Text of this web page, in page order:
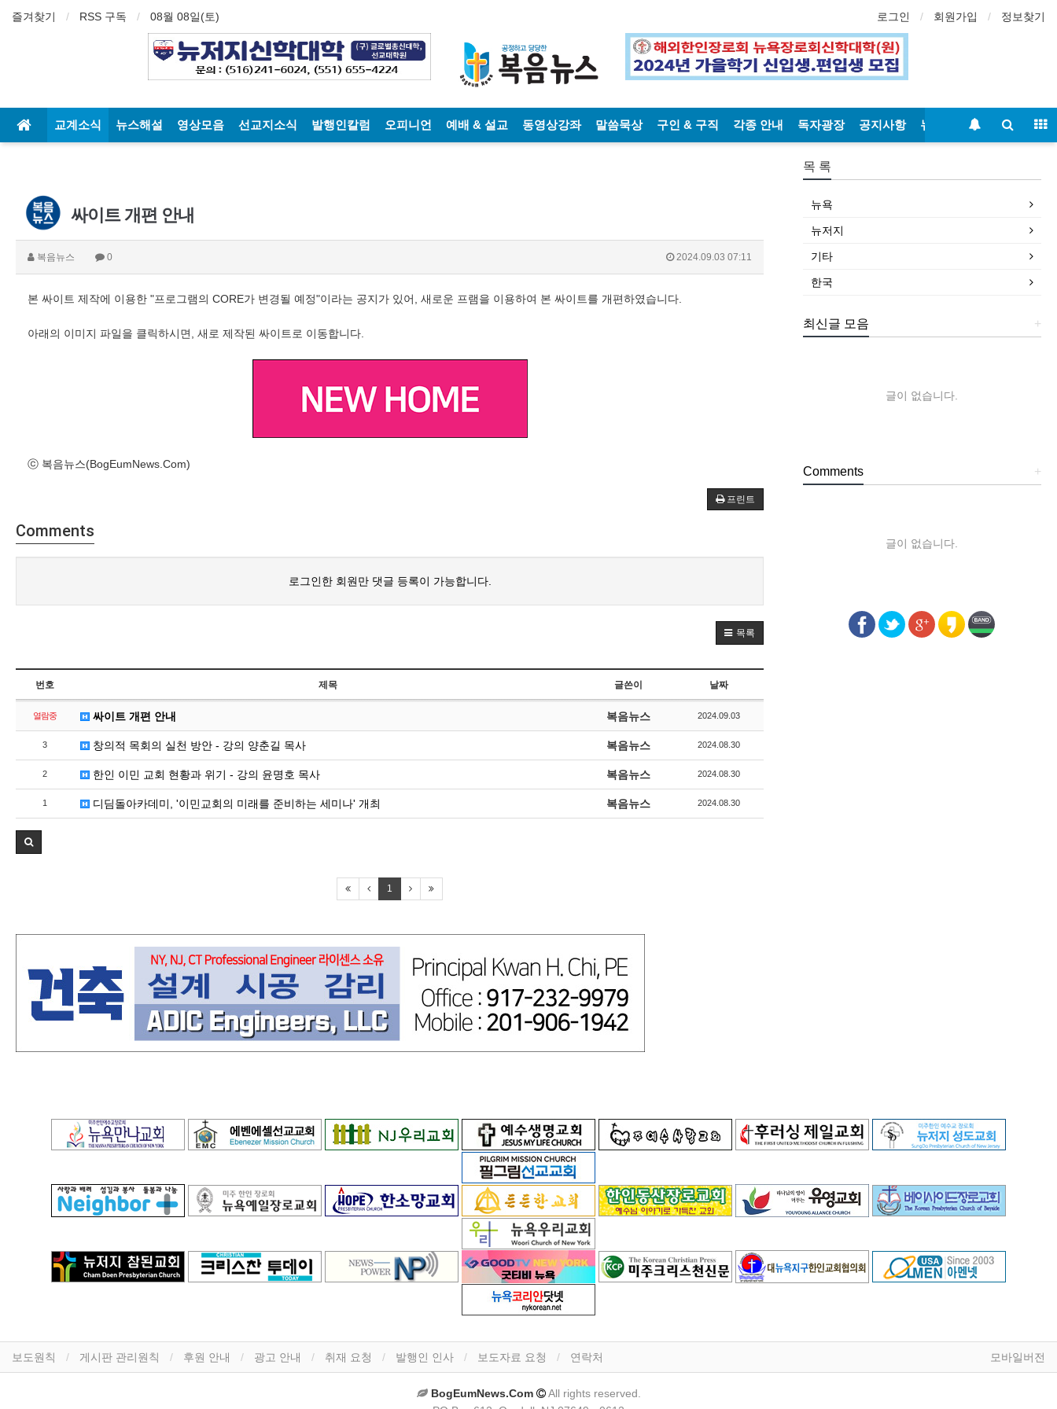
즐겨찾기 RSS 구독 08월 08일(토) 로그인 회원가입 정보찾기
교계소식 뉴스해설 영상모음 선교지소식 발행인칼럼 오피니언 예배 & 설교 동영상강좌 말씀묵상 구인 & 구직 각종 안내 독자광장 공지사항 뉴욕일보
싸이트 개편 안내
복음뉴스 0 2024.09.03 07:11
본 싸이트 제작에 이용한 "프로그램의 CORE가 변경될 예정"이라는 공지가 있어, 새로운 프램을 이용하여 본 싸이트를 개편하였습니다.
아래의 이미지 파일을 클릭하시면, 새로 제작된 싸이트로 이동합니다.
ⓒ 복음뉴스(BogEumNews.Com)
프린트
Comments
로그인한 회원만 댓글 등록이 가능합니다.
목록
번호 제목 글쓴이 날짜
열람중 싸이트 개편 안내 복음뉴스 2024.09.03
3 창의적 목회의 실천 방안 - 강의 양춘길 목사 복음뉴스 2024.08.30
2 한인 이민 교회 현황과 위기 - 강의 윤명호 목사 복음뉴스 2024.08.30
1 디딤돌아카데미, '이민교회의 미래를 준비하는 세미나' 개최 복음뉴스 2024.08.30
1
목 록
뉴욕
뉴저지
기타
한국
+
최신글 모음
글이 없습니다.
+
Comments
글이 없습니다.
보도원칙 게시판 관리원칙 후원 안내 광고 안내 취재 요청 발행인 인사 보도자료 요청 연락처 모바일버전
BogEumNews.Com
All rights reserved.